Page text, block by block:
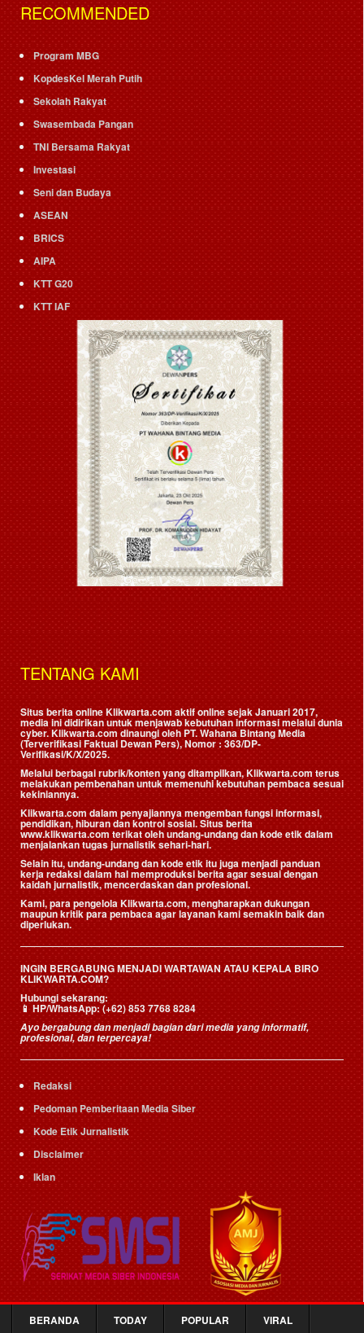
RECOMMENDED
Program MBG
KopdesKel Merah Putih
Sekolah Rakyat
Swasembada Pangan
TNI Bersama Rakyat
Investasi
Seni dan Budaya
ASEAN
BRICS
AIPA
KTT G20
KTT IAF
TENTANG KAMI
Situs berita online Klikwarta.com aktif online sejak Januari 2017,
media ini didirikan untuk menjawab kebutuhan informasi melalui dunia
cyber. Klikwarta.com dinaungi oleh PT. Wahana Bintang Media
(Terverifikasi Faktual Dewan Pers), Nomor : 363/DP-
Verifikasi/K/X/2025.
Melalui berbagai rubrik/konten yang ditampilkan, Klikwarta.com terus
melakukan pembenahan untuk memenuhi kebutuhan pembaca sesuai
kekiniannya.
Klikwarta.com dalam penyajiannya mengemban fungsi informasi,
pendidikan, hiburan dan kontrol sosial. Situs berita
www.klikwarta.com terikat oleh undang-undang dan kode etik dalam
menjalankan tugas jurnalistik sehari-hari.
Selain itu, undang-undang dan kode etik itu juga menjadi panduan
kerja redaksi dalam hal memproduksi berita agar sesuai dengan
kaidah jurnalistik, mencerdaskan dan profesional.
Kami, para pengelola Klikwarta.com, mengharapkan dukungan
maupun kritik para pembaca agar layanan kami semakin baik dan
diperlukan.
INGIN BERGABUNG MENJADI WARTAWAN ATAU KEPALA BIRO
KLIKWARTA.COM?
Hubungi sekarang:
📱HP/WhatsApp:(+62) 853 7768 8284
Ayo bergabung dan menjadi bagian dari media yang informatif,
profesional, dan terpercaya!
Redaksi
Pedoman Pemberitaan Media Siber
Kode Etik Jurnalistik
Disclaimer
Iklan
BERANDA TODAY POPULAR VIRAL